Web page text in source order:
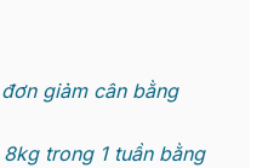
giảm cân bằng
trong 1 tuần bằng